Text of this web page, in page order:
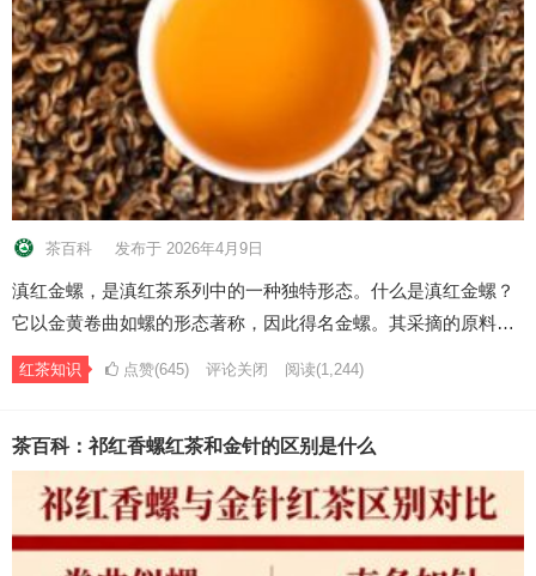
茶百科 发布于 2026年4月9日
滇红金螺，是滇红茶系列中的一种独特形态。什么是滇红金螺？
它以金黄卷曲如螺的形态著称，因此得名金螺。其采摘的原料…
红茶知识 点赞(645) 评论关闭 阅读(1,244)
茶百科：祁红香螺红茶和金针的区别是什么